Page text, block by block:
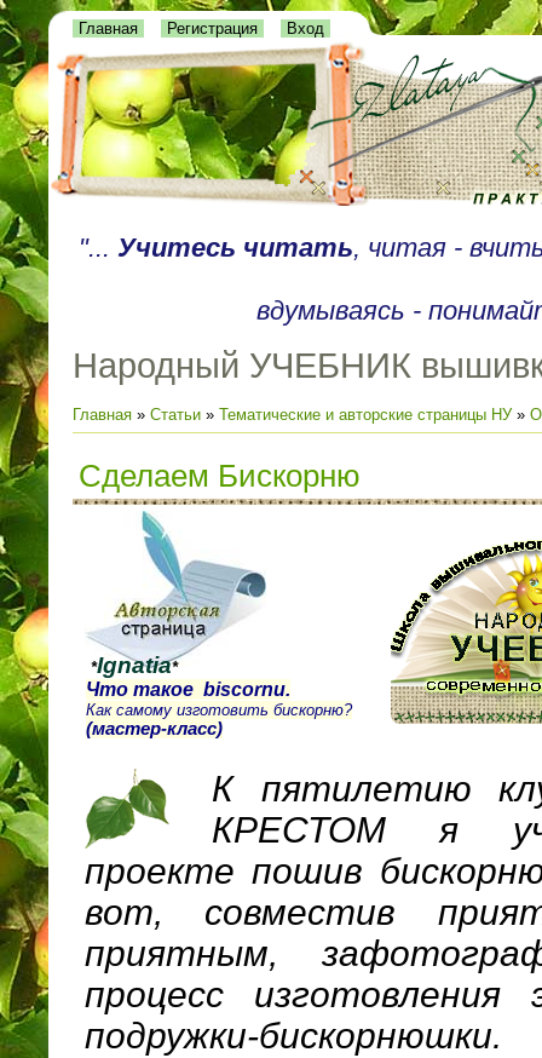
Главная Регистрация Вход
"... Учитесь читать, читая -
вдумываясь -
Народный УЧЕБНИК
Главная » Статьи » Тематические и авторские страницы НУ»
Сделаем Бискорню
*Ignatia*
Что такое biscornu.
Как самому изготовить бискорню?
(мастер-класс)
К пятилетию
КРЕСТОМ я
проекте пошив
вот, совместив
приятным,
процесс изготовления
подружки-бискорнюшки.